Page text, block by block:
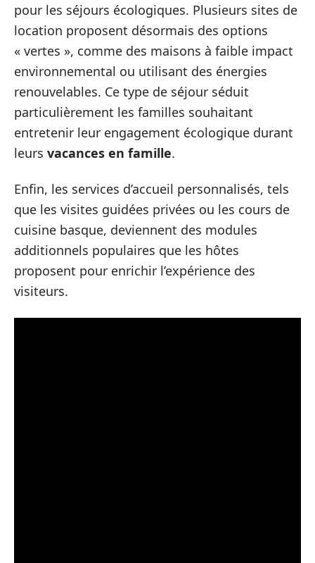
pour les séjours écologiques. Plusieurs sites de
location proposent désormais des options
« vertes », comme des maisons à faible impact
environnemental ou utilisant des énergies
renouvelables. Ce type de séjour séduit
particulièrement les familles souhaitant
entretenir leur engagement écologique durant
leurs vacances en famille.
Enfin, les services d’accueil personnalisés, tels
que les visites guidées privées ou les cours de
cuisine basque, deviennent des modules
additionnels populaires que les hôtes
proposent pour enrichir l’expérience des
visiteurs.